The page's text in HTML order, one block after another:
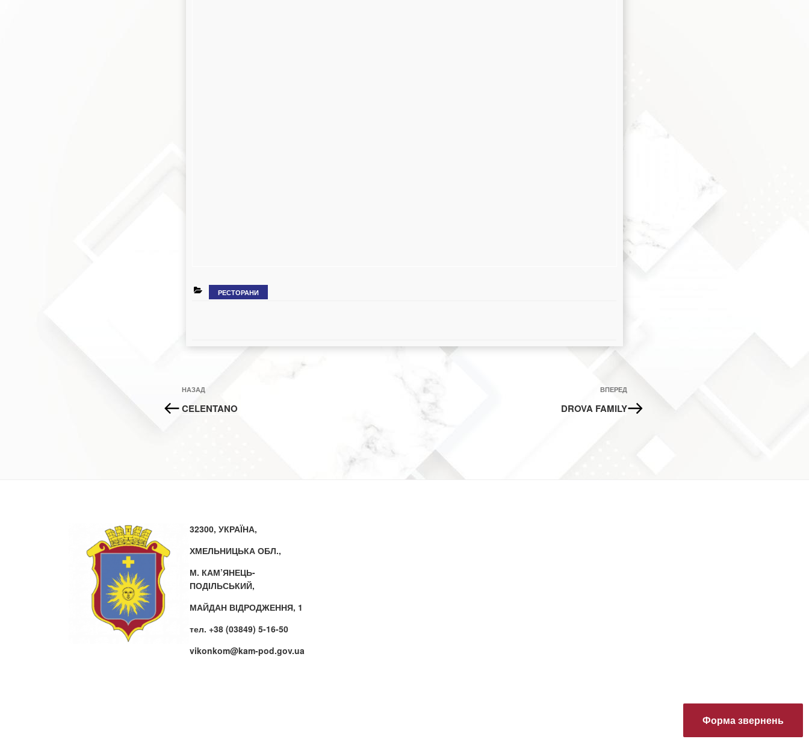
КАТЕГОРІЇ
РЕСТОРАНИ
Навігація
записів
Попередній
запис:
НАЗАД
CELENTANO
Наступний
запис
ВПЕРЕД
DROVA FAMILY
Форма звернень
32300, УКРАЇНА,
ХМЕЛЬНИЦЬКА ОБЛ.,
М. КАМ’ЯНЕЦЬ-
ПОДІЛЬСЬКИЙ,
МАЙДАН ВІДРОДЖЕННЯ, 1
тел. +38 (03849) 5-16-50
vikonkom@kam-pod.gov.ua